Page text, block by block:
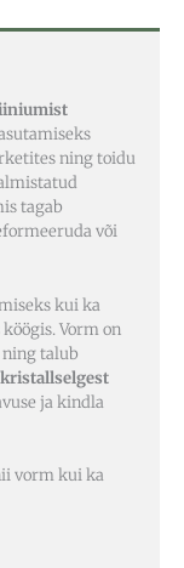
ning toidu
tagab
või
kui ka
Vorm on
ning talub
kristallselgest
ja kindla
vorm kui ka